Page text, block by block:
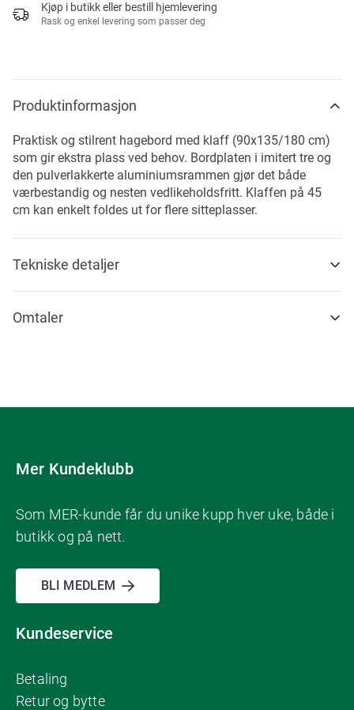
Kjøp i butikk eller bestill hjemlevering
Rask og enkel levering som passer deg
Produktinformasjon
Praktisk og stilrent hagebord med klaff (90x135/180 cm)
som gir ekstra plass ved behov. Bordplaten i imitert tre og
den pulverlakkerte aluminiumsrammen gjør det både
værbestandig og nesten vedlikeholdsfritt. Klaffen på 45
cm kan enkelt foldes ut for flere sitteplasser.
Tekniske detaljer
Omtaler
Mer Kundeklubb
Som MER-kunde får du unike kupp hver uke, både i
butikk og på nett.
BLI MEDLEM
Kundeservice
Betaling
Retur og bytte